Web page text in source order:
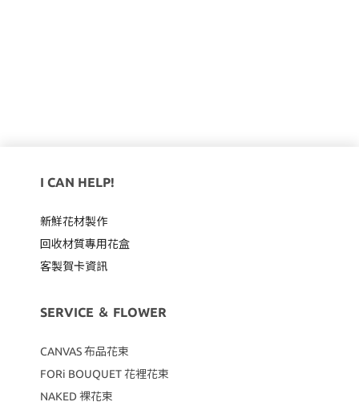
I CAN HELP!
新鮮花材製作
回收材質專用花盒
客製賀卡資訊
SERVICE ＆ FLOWER
CANVAS布品花束
FORi BOUQUET 花裡花束
NAKED 裸花束